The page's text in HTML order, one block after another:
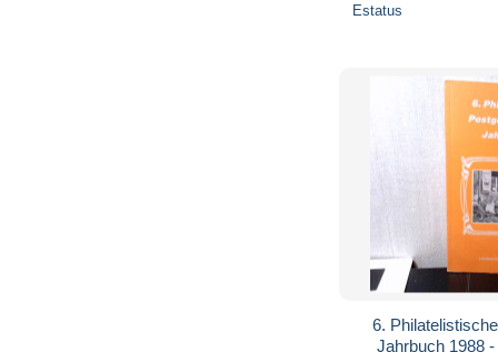
Estatus
6.
Jahrbuch 1988